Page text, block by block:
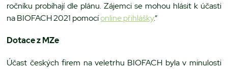
ročníku probíhají dle plánu. Zájemci se mohou hlásit k účasti
na BIOFACH 2021 pomocíonline přihlášky.“
Dotace z MZe
Účast českých firem na veletrhu BIOFACH byla v minulosti